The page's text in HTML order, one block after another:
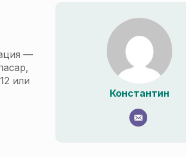
—
или
Константин